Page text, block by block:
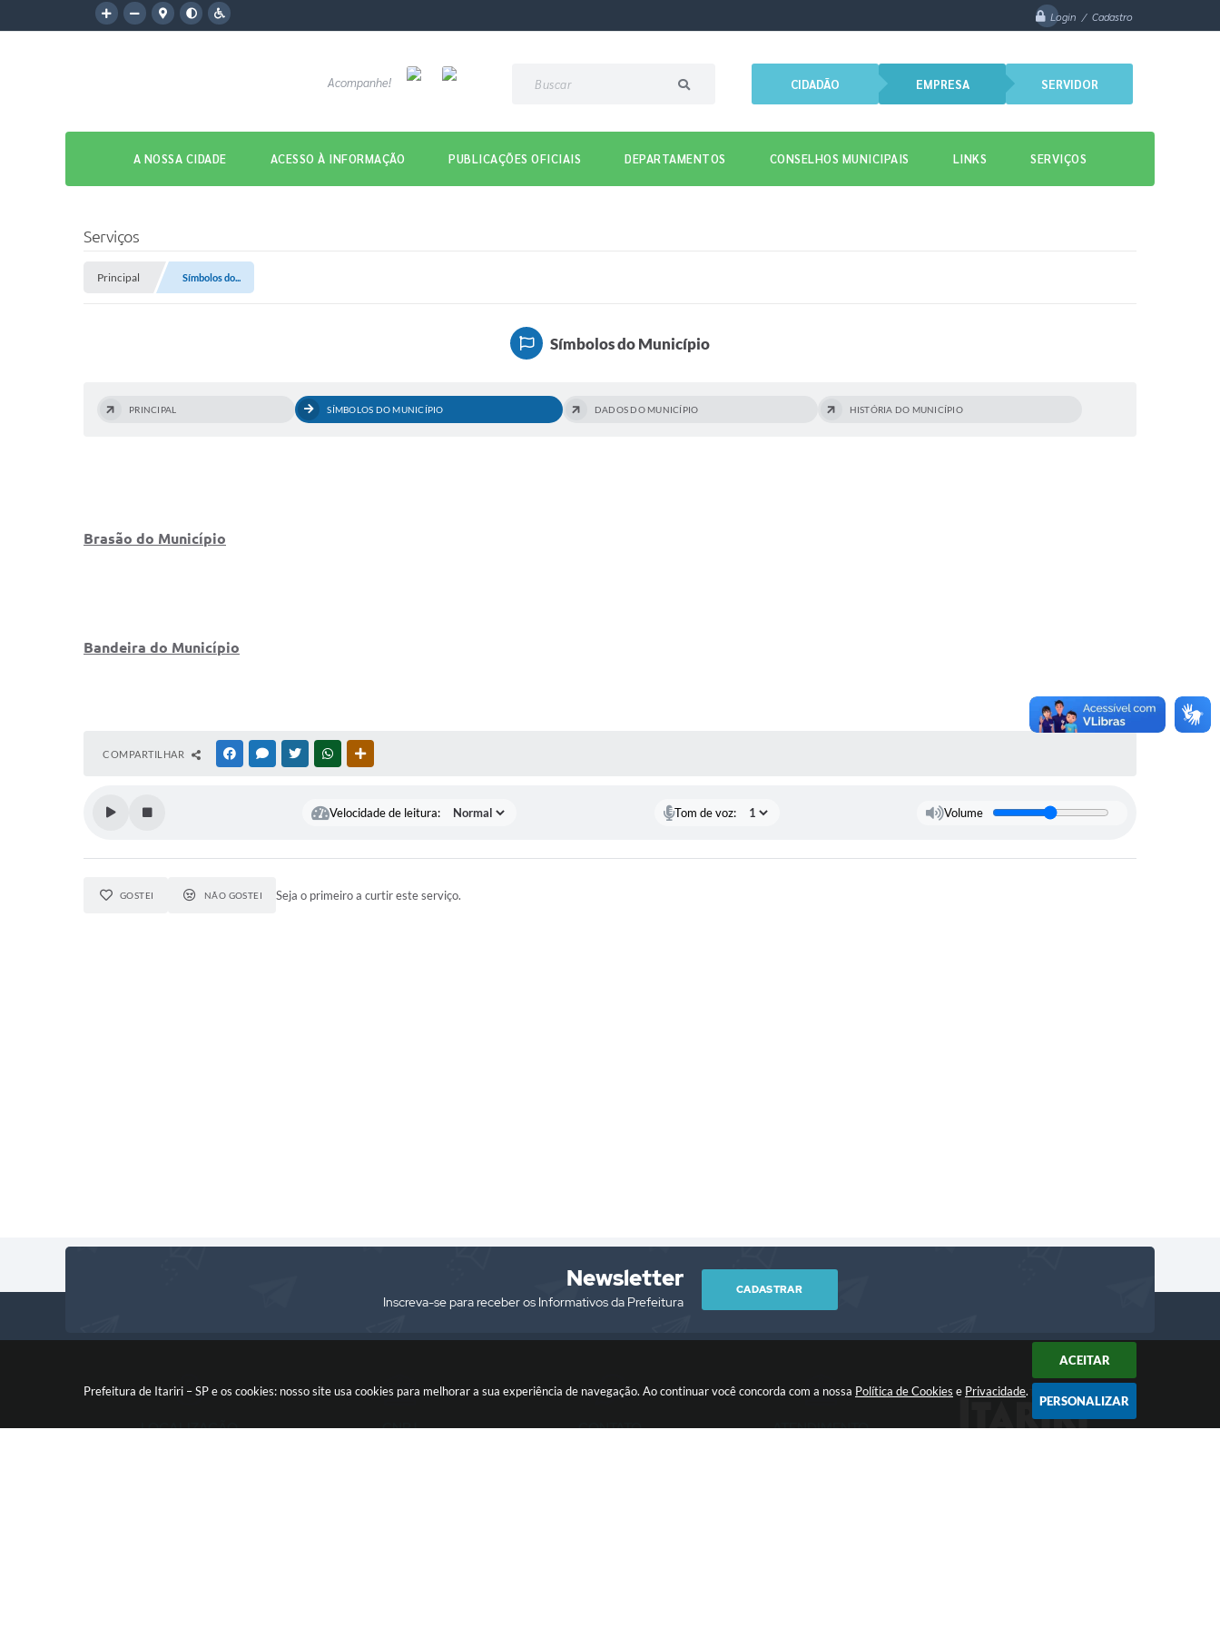
Prefeitura de Itariri – SP e os cookies: nosso site usa cookies para melhorar a sua experiência de navegação. Ao continuar você concorda com a nossa Política de Cookies e Privacidade.
ACEITAR
PERSONALIZAR
Login / Cadastro
CIDADÃO EMPRESA SERVIDOR
Acompanhe!
A NOSSA CIDADE ACESSO À INFORMAÇÃO PUBLICAÇÕES OFICIAIS DEPARTAMENTOS CONSELHOS MUNICIPAIS LINKS SERVIÇOS
Serviços
Principal Símbolos do...
Símbolos do Município
PRINCIPAL SÍMBOLOS DO MUNICÍPIO DADOS DO MUNICÍPIO HISTÓRIA DO MUNICÍPIO
Brasão do Município
Bandeira do Município
COMPARTILHAR FACEBOOKMESSENGER
TWITTERWHATSAPP
Velocidade de leitura: Tom de voz: Volume
GOSTEI NÃO GOSTEI Seja o primeiro a curtir este serviço.
Newsletter
Inscreva-se para receber os Informativos da Prefeitura
CADASTRAR
LOCALIZAÇÃO CNPJ CONTATO ATENDIMENTO